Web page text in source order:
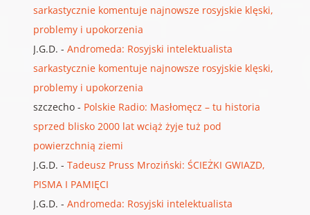
sarkastycznie komentuje najnowsze rosyjskie klęski,
problemy i upokorzenia
J.G.D. - Andromeda: Rosyjski intelektualista
sarkastycznie komentuje najnowsze rosyjskie klęski,
problemy i upokorzenia
szczecho- Polskie Radio: Masłomęcz – tu historia
sprzed blisko 2000 lat wciąż żyje tuż pod
powierzchnią ziemi
J.G.D. - Tadeusz Pruss Mroziński: ŚCIEŻKI GWIAZD,
PISMA I PAMIĘCI
J.G.D. - Andromeda: Rosyjski intelektualista